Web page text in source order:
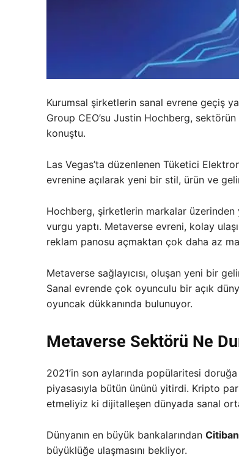
Kurumsal şirketlerin sanal evrene geçiş
Group CEO’su Justin Hochberg,
konuştu.
Las Vegas’ta düzenlenen Tüketici
evrenine açılarak yeni bir stil, ürün ve
Hochberg, şirketlerin markalar
vurgu yaptı. Metaverse evreni, kolay
reklam panosu açmaktan çok daha az
Metaverse sağlayıcısı, oluşan yeni bir
Sanal evrende çok oyunculu bir açık
oyuncak dükkanında bulunuyor.
Metaverse Sektörü Ne
2021’in son aylarında popülaritesi
piyasasıyla bütün ününü yitirdi. Kripto
etmeliyiz ki dijitalleşen dünyada sanal
Dünyanın en büyük bankalarından
büyüklüğe ulaşmasını bekliyor.